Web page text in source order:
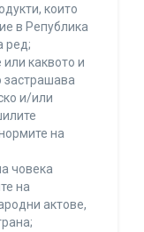
които
в Република
ред;
каквото и
застрашава
и/или
на
човека
на
актове,